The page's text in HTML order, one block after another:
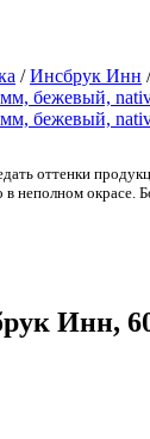
/Инсбрук Инн
оттенки
в неполном
Инн,